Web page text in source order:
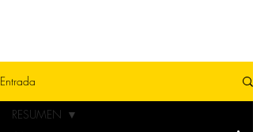
Entrada
RESUMEN